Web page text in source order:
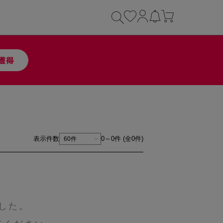
表示件数 0～0件 (全0件)
た。